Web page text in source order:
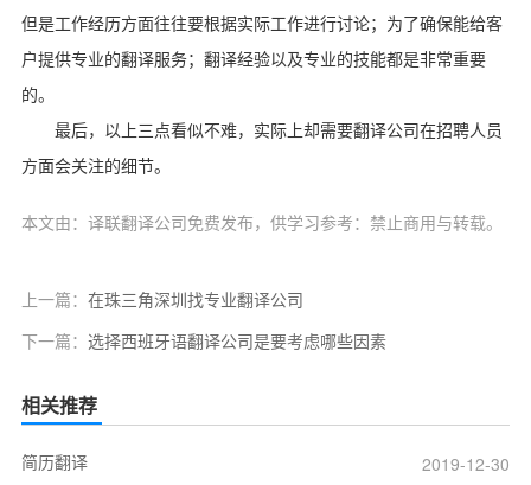
但是工作经历方面往往要根据实际工作进行讨论；为了确保能给客
户提供专业的翻译服务；翻译经验以及专业的技能都是非常重要
的。
最后，以上三点看似不难，实际上却需要翻译公司在招聘人员
方面会关注的细节。
本文由：译联翻译公司免费发布，供学习参考：禁止商用与转载。
上一篇： 在珠三角深圳找专业翻译公司
下一篇： 选择西班牙语翻译公司是要考虑哪些因素
相关推荐
简历翻译
2019-12-30